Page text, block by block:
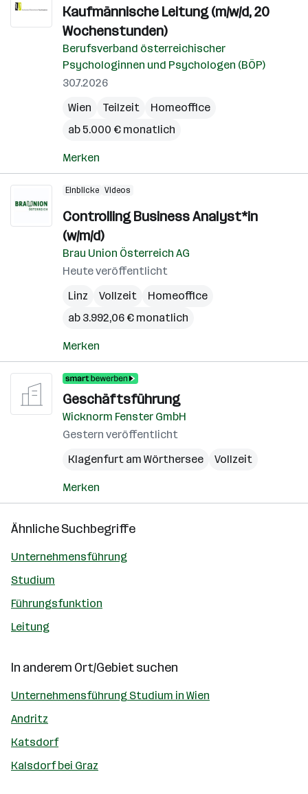
Kaufmännische Leitung (m/w/d, 20
Wochenstunden)
Berufsverband österreichischer
Psychologinnen und Psychologen (BÖP)
30.7.2026
Wien
Teilzeit
Homeoffice
ab 5.000 € monatlich
Merken
Einblicke Videos
Controlling Business Analyst*in
(w/m/d)
Brau Union Österreich AG
Heute veröffentlicht
Linz
Vollzeit
Homeoffice
ab 3.992,06 € monatlich
Merken
Geschäftsführung
Wicknorm Fenster GmbH
Gestern veröffentlicht
Klagenfurt am Wörthersee
Vollzeit
Merken
Ähnliche Suchbegriffe
Unternehmensführung
Studium
Führungsfunktion
Leitung
In anderem Ort/Gebiet suchen
Unternehmensführung Studium in Wien
Andritz
Katsdorf
Kalsdorf bei Graz